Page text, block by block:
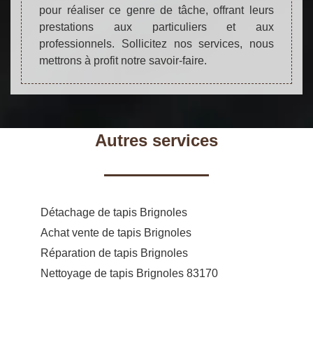
pour réaliser ce genre de tâche, offrant leurs
prestations aux particuliers et aux
professionnels. Sollicitez nos services, nous
mettrons à profit notre savoir-faire.
Autres services
Détachage de tapis Brignoles
Achat vente de tapis Brignoles
Réparation de tapis Brignoles
Nettoyage de tapis Brignoles 83170